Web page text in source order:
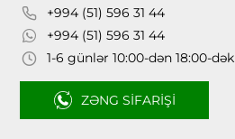
+994 (51) 596 31 44
+994 (51) 596 31 44
1-6 günlər 10:00-dən 18:00-dək
ZƏNG SIFARIŞI